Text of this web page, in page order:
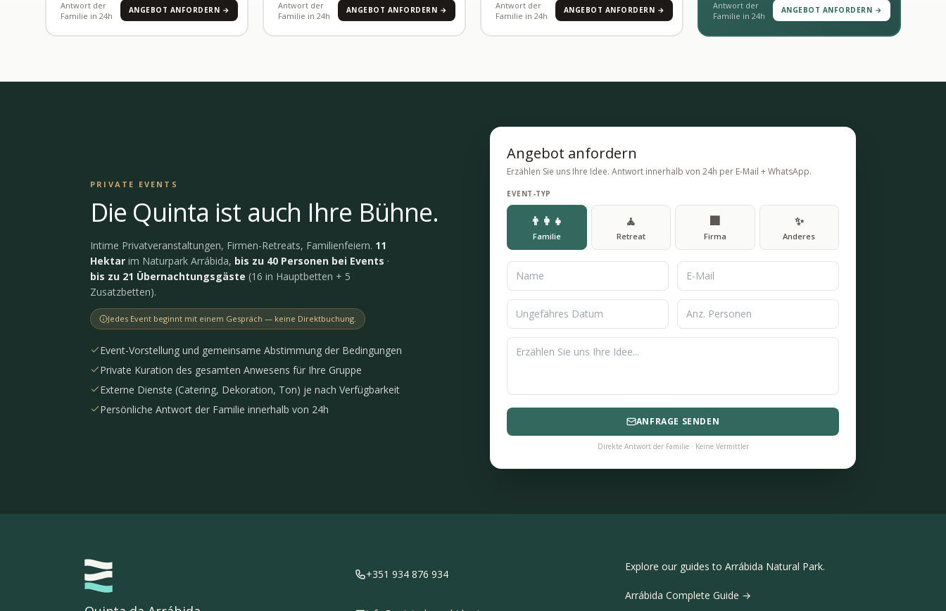
Antwort der
Familie in 24h
ANGEBOT ANFORDERN →
Antwort der
Familie in 24h
ANGEBOT ANFORDERN →
Antwort der
Familie in 24h
ANGEBOT ANFORDERN →
Antwort der
Familie in 24h
ANGEBOT ANFORDERN →
PRIVATE EVENTS
Die Quinta ist auch Ihre Bühne.
Intime Privatveranstaltungen, Firmen-Retreats, Familienfeiern. 11
Hektar im Naturpark Arrábida, bis zu 40 Personen bei Events ·
bis zu 21 Übernachtungsgäste (16 in Hauptbetten + 5
Zusatzbetten).
Jedes Event beginnt mit einem Gespräch — keine Direktbuchung.
Event-Vorstellung und gemeinsame Abstimmung der Bedingungen
Private Kuration des gesamten Anwesens für Ihre Gruppe
Externe Dienste (Catering, Dekoration, Ton) je nach Verfügbarkeit
Persönliche Antwort der Familie innerhalb von 24h
Angebot anfordern
Erzählen Sie uns Ihre Idee. Antwort innerhalb von 24h per E-Mail + WhatsApp.
EVENT-TYP
👨‍👩‍👧
Familie
🧘
Retreat
🏢
Firma
✨
Anderes
ANFRAGE SENDEN
Direkte Antwort der Familie · Keine Vermittler
+351 934 876 934
Explore our guides to Arrábida Natural Park.
Arrábida Complete Guide →